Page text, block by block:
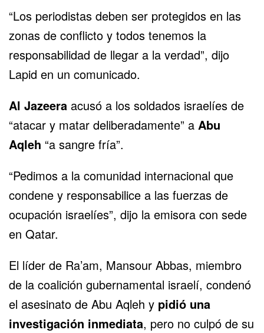
“Los periodistas deben ser protegidos en las
zonas de conflicto y todos tenemos la
responsabilidad de llegar a la verdad”, dijo
Lapid en un comunicado.
Al Jazeera acusó a los soldados israelíes de
“atacar y matar deliberadamente” a Abu
Aqleh “a sangre fría”.
“Pedimos a la comunidad internacional que
condene y responsabilice a las fuerzas de
ocupación israelíes”, dijo la emisora con sede
en Qatar.
El líder de Ra’am, Mansour Abbas, miembro
de la coalición gubernamental israelí, condenó
el asesinato de Abu Aqleh y pidió una
investigación inmediata, pero no culpó de su